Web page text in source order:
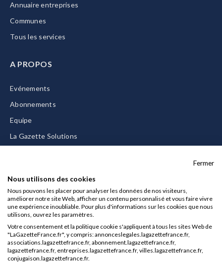
Annuaire entreprises
Communes
Tous les services
A PROPOS
Evénements
Abonnements
Equipe
La Gazette Solutions
Mentions légales
CGU/CGV
Données personnelles
Charte sur les cookies
Fermer
Nous utilisons des cookies
Nous pouvons les placer pour analyser les données de nos visiteurs,
améliorer notre site Web, afficher un contenu personnalisé et vous faire vivre
une expérience inoubliable. Pour plus d'informations sur les cookies que nous
utilisons, ouvrez les paramètres.
Votre consentement et la politique cookie s'appliquent à tous les sites Web de
"LaGazetteFrance.fr", y compris: annonceslegales.lagazettefrance.fr,
associations.lagazettefrance.fr, abonnement.lagazettefrance.fr,
lagazettefrance.fr, entreprises.lagazettefrance.fr, villes.lagazettefrance.fr,
conjugaison.lagazettefrance.fr.